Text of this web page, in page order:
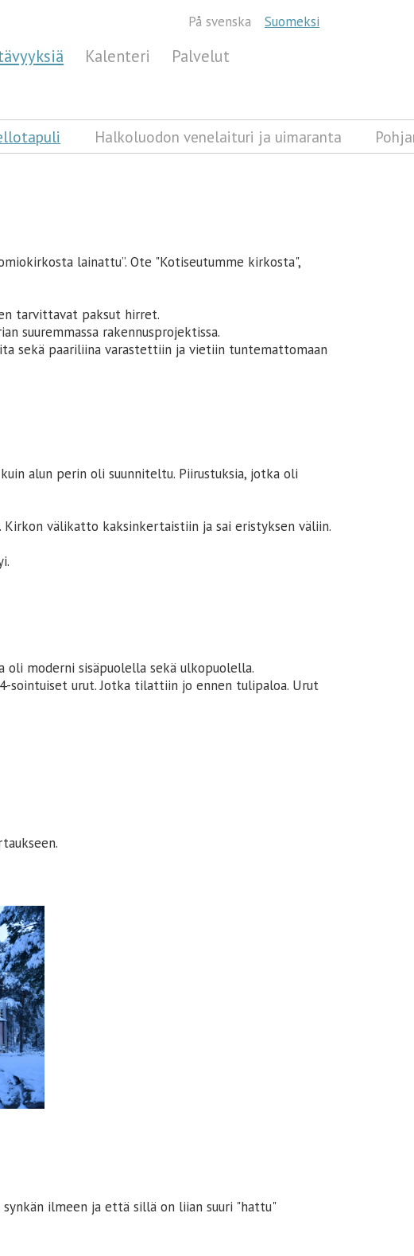
På svenska Suomeksi
Kalenteri
Palvelut
Halkoluodon venelaituri ja uimaranta
lainattu”. Ote "Kotiseutumme kirkosta",
tarvittavat paksut hirret.
suuremmassa rakennusprojektissa.
sekä paariliina varastettiin ja vietiin tuntemattomaan
alun perin oli suunniteltu. Piirustuksia, jotka oli
välikatto kaksinkertaistiin ja sai eristyksen väliin.
moderni sisäpuolella sekä ulkopuolella.
sointuiset urut. Jotka tilattiin jo ennen tulipaloa. Urut
ilmeen ja että sillä on liian suuri "hattu"